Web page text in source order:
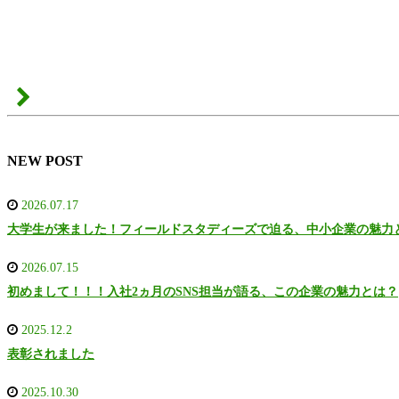
NEW POST
2026.07.17
大学生が来ました！フィールドスタディーズで迫る、中小企業の魅力
2026.07.15
初めまして！！！入社2ヵ月のSNS担当が語る、この企業の魅力とは？
2025.12.2
表彰されました
2025.10.30